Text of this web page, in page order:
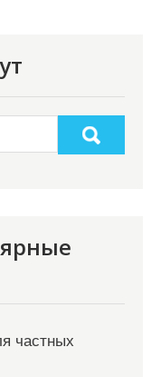
частных